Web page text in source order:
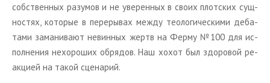
соб­ствен­ных ра­з­умов и не уве­рен­ных в своих плот­ских сущ­
но­стях, ко­то­рые в пе­ре­ры­вах между тео­ло­ги­че­ски­ми де­ба­
та­ми за­ма­ни­ва­ют невин­ных жертв на Ферму №100 для ис­
пол­не­ния нехо­ро­ших об­ря­дов. Наш хохот был здо­ро­вой ре­
ак­ци­ей на такой сце­на­рий.